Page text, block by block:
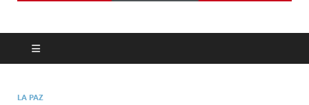
LA PAZ